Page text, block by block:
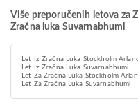
Više preporučenih letova za
Zračna luka Suvarnabhumi
Let Iz Zračna Luka Stockholm
Let Iz Zračna Luka Suvarnabhumi
Let Za Zračna Luka Stockholm
Let Za Zračna Luka Suvarnabhumi